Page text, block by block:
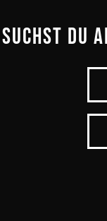
Suchst du